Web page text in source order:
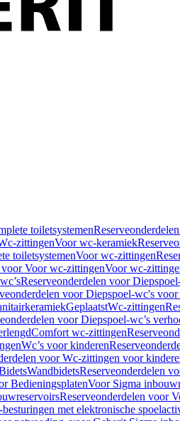
toiletsystemen
zittingenVoor wc-keramiek
toiletsystemenVoor wc-zittingen
voor Voor wc-zittingenVoor wc-
Reserveonderdelen voor
voor Diepspoel-wc's
GeplaatstWc-zittingen
voor Diepspoel-wc’s
Comfort wc-zittingen
Wc’s voor kinderen
voor Wc-zittingen voor
WandbidetsReserveonderdelen
BedieningsplatenVoor Sigma
Reserveonderdelen voor
met elektronische